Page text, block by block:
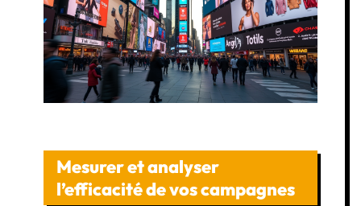
Mesurer et analyser
l’efficacité de vos campagnes